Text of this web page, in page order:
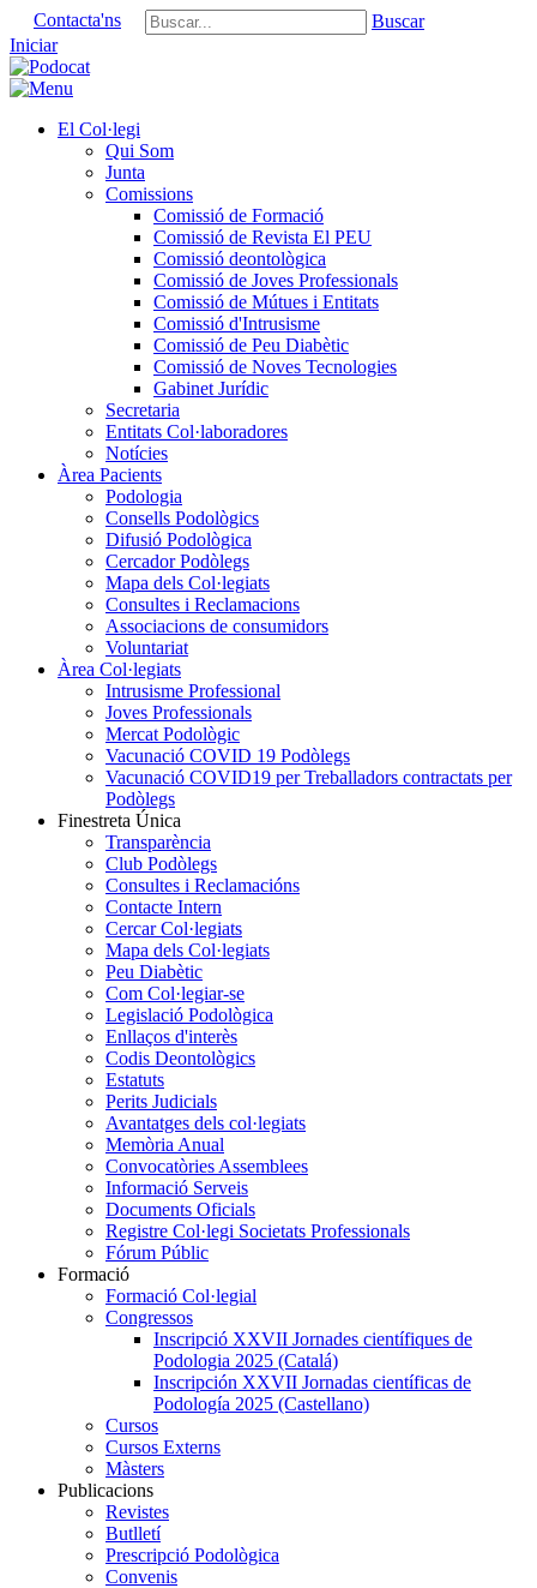
Contacta'ns
Buscar
Iniciar
El Col·legi
Qui Som
Junta
Comissions
Comissió de Formació
Comissió de Revista El PEU
Comissió deontològica
Comissió de Joves Professionals
Comissió de Mútues i Entitats
Comissió d'Intrusisme
Comissió de Peu Diabètic
Comissió de Noves Tecnologies
Gabinet Jurídic
Secretaria
Entitats Col·laboradores
Notícies
Àrea Pacients
Podologia
Consells Podològics
Difusió Podològica
Cercador Podòlegs
Mapa dels Col·legiats
Consultes i Reclamacions
Associacions de consumidors
Voluntariat
Àrea Col·legiats
Intrusisme Professional
Joves Professionals
Mercat Podològic
Vacunació COVID 19 Podòlegs
Vacunació COVID19 per Treballadors contractats per
Podòlegs
Finestreta Única
Transparència
Club Podòlegs
Consultes i Reclamacións
Contacte Intern
Cercar Col·legiats
Mapa dels Col·legiats
Peu Diabètic
Com Col·legiar-se
Legislació Podològica
Enllaços d'interès
Codis Deontològics
Estatuts
Perits Judicials
Avantatges dels col·legiats
Memòria Anual
Convocatòries Assemblees
Informació Serveis
Documents Oficials
Registre Col·legi Societats Professionals
Fórum Públic
Formació
Formació Col·legial
Congressos
Inscripció XXVII Jornades científiques de
Podologia 2025 (Catalá)
Inscripción XXVII Jornadas científicas de
Podología 2025 (Castellano)
Cursos
Cursos Externs
Màsters
Publicacions
Revistes
Butlletí
Prescripció Podològica
Convenis